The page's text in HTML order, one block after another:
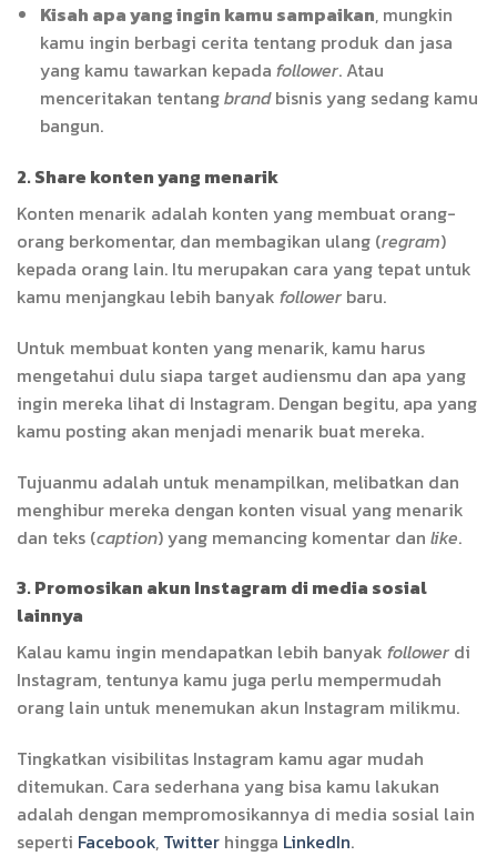
Kisah apa yang ingin kamu sampaikan, mungkin
kamu ingin berbagi cerita tentang produk dan jasa
yang kamu tawarkan kepada follower. Atau
menceritakan tentangbrandbisnis yang sedang kamu
bangun.
2. Share konten yang menarik
Konten menarik adalah konten yang membuat orang-
orang berkomentar, dan membagikan ulang (regram)
kepada orang lain. Itu merupakan cara yang tepat untuk
kamu menjangkau lebih banyak follower baru.
Untuk membuat konten yang menarik, kamu harus
mengetahui dulu siapa target audiensmu dan apa yang
ingin mereka lihat di Instagram. Dengan begitu, apa yang
kamu posting akan menjadi menarik buat mereka.
Tujuanmu adalah untuk menampilkan, melibatkan dan
menghibur mereka dengan konten visual yang menarik
dan teks (caption) yang memancing komentar dan like.
3. Promosikan akun Instagram di media sosial
lainnya
Kalau kamu ingin mendapatkan lebih banyak follower di
Instagram, tentunya kamu juga perlu mempermudah
orang lain untuk menemukan akun Instagram milikmu.
Tingkatkan visibilitas Instagram kamu agar mudah
ditemukan. Cara sederhana yang bisa kamu lakukan
adalah dengan mempromosikannya di media sosial lain
seperti Facebook, Twitter hingga LinkedIn.